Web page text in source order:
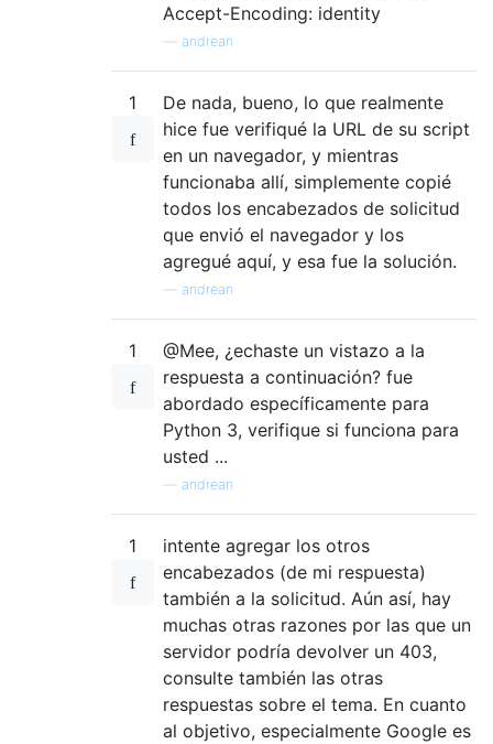
Accept-Encoding: identity
andrean
1
De nada, bueno, lo que realmente
hice fue verifiqué la URL de su script
en un navegador, y mientras
funcionaba allí, simplemente copié
todos los encabezados de solicitud
que envió el navegador y los
agregué aquí, y esa fue la solución.
andrean
1
@Mee, ¿echaste un vistazo a la
respuesta a continuación? fue
abordado específicamente para
Python 3, verifique si funciona para
usted ...
andrean
1
intente agregar los otros
encabezados (de mi respuesta)
también a la solicitud. Aún así, hay
muchas otras razones por las que un
servidor podría devolver un 403,
consulte también las otras
respuestas sobre el tema. En cuanto
al objetivo, especialmente Google es